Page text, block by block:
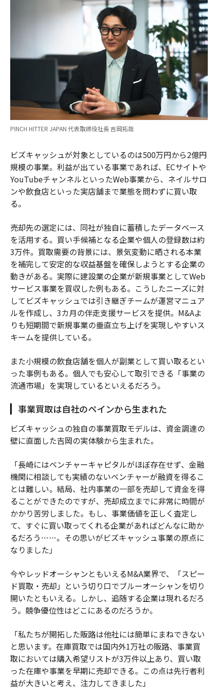
PINCH HITTER JAPAN 代表取締役社長 吉岡拓哉
ビズキャッシュが対象としているのは500万円から2億円
規模の事業。利益が出ている事業であれば、ECサイトや
YouTubeチャンネルといったWeb事業から、ネイルサロ
ンや飲食店といった実店舗まで業態を問わずに買い取
る。
売却先の選定には、同社が独自に蓄積したデータベース
を活用する。買い手候補となる企業や個人の登録数は約
3万件。買取需要の背景には、景気変動に晒される本業
を補完して安定的な収益基盤を確保しようとする企業の
動きがある。実際に建設業の企業が新規事業としてWeb
サービス事業を買収した例もある。こうしたニーズに対
してビズキャッシュでは引き継ぎチームが運営マニュア
ルを作成し、3カ月の伴走支援サービスを提供。M&Aよ
りも短期間で新規事業の垂直立ち上げを実現しやすいス
キームを提供している。
また小規模の飲食店舗を個人が副業として買い取るとい
った事例もある。個人でも安心して取引できる「事業の
流通市場」を実現しているといえるだろう。
事業買取は自社のペインから生まれた
ビズキャッシュの独自の事業買取モデルは、資金調達の
壁に直面した吉岡の実体験から生まれた。
「長崎にはベンチャーキャピタルがほぼ存在せず、金融
機関に相談しても実績のないベンチャーが融資を得るこ
とは難しい。結局、社内事業の一部を売却して資金を得
ることができたのですが、売却成立までに非常に時間が
かかり苦労しました。もし、事業価値を正しく査定し
て、すぐに買い取ってくれる企業があればどんなに助か
るだろう……。その思いがビズキャッシュ事業の原点に
なりました」
今やレッドオーシャンともいえるM&A業界で、「スピー
ド買取・売却」という切り口でブルーオーシャンを切り
開いたともいえる。しかし、追随する企業は現れるだろ
う。競争優位性はどこにあるのだろうか。
「私たちが開拓した販路は他社には簡単にまねできない
と思います。在庫買取では国内外1万社の販路、事業買
取においては購入希望リストが3万件以上あり、買い取
った在庫や事業を早期に売却できる。この点は先行者利
益が大きいと考え、注力してきました」